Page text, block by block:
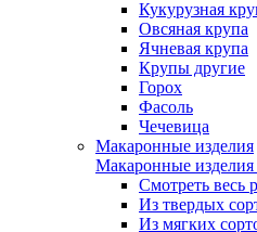
Кукурузная
Овсяная крупа
Ячневая крупа
Крупы другие
Горох
Фасоль
Чечевица
Макаронные изделия
Макаронные изделия
Смотреть весь
Из твердых
Из мягких